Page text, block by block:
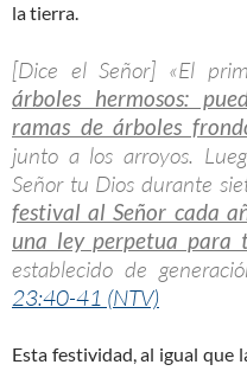
la tierra.
[Dice el Señor] «El
árboles hermosos:
ramas de árboles
junto a los arroyos.
Señor tu Dios durante
festival al Señor cada
una ley perpetua para
establecido de
23:40-41 (NTV)
Esta festividad, al igual que